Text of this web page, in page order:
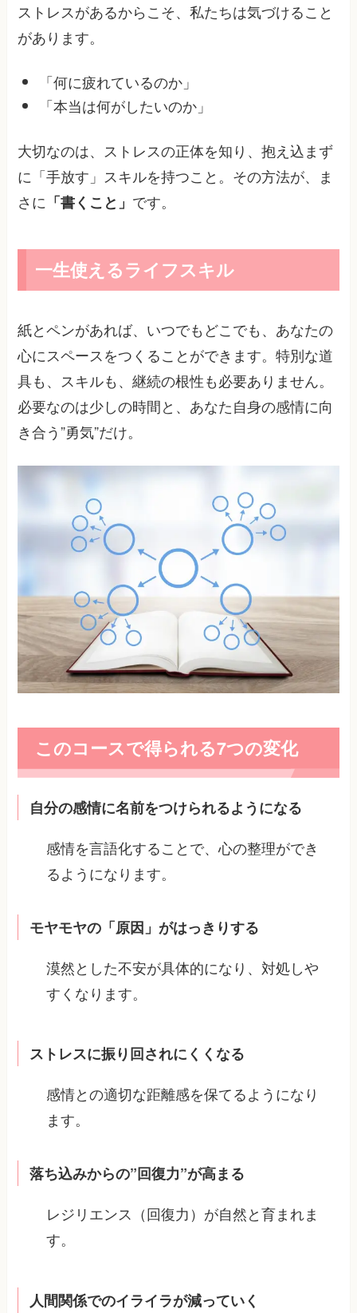
ストレスがあるからこそ、私たちは気づけること
があります。
「何に疲れているのか」
「本当は何がしたいのか」
大切なのは、ストレスの正体を知り、抱え込まず
に「手放す」スキルを持つこと。その方法が、ま
さに 「書くこと」 です。
一生使えるライフスキル
紙とペンがあれば、いつでもどこでも、あなたの
心にスペースをつくることができます。特別な道
具も、スキルも、継続の根性も必要ありません。
必要なのは少しの時間と、あなた自身の感情に向
き合う”勇気”だけ。
このコースで得られる7つの変化
自分の感情に名前をつけられるようになる
感情を言語化することで、心の整理ができ
るようになります。
モヤモヤの「原因」がはっきりする
漠然とした不安が具体的になり、対処しや
すくなります。
ストレスに振り回されにくくなる
感情との適切な距離感を保てるようになり
ます。
落ち込みからの”回復力”が高まる
レジリエンス（回復力）が自然と育まれま
す。
人間関係でのイライラが減っていく